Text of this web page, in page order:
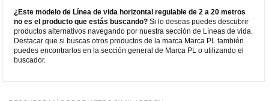
¿Este modelo de Línea de vida horizontal regulable de 2 a 20 metros
no es el producto que estás buscando? Si lo deseas puedes descubrir
productos alternativos navegando por nuestra sección de Líneas de vida.
Destacar que si buscas otros productos de la marca Marca PL también
puedes encontrarlos en la sección general de Marca PL o utilizando el
buscador.